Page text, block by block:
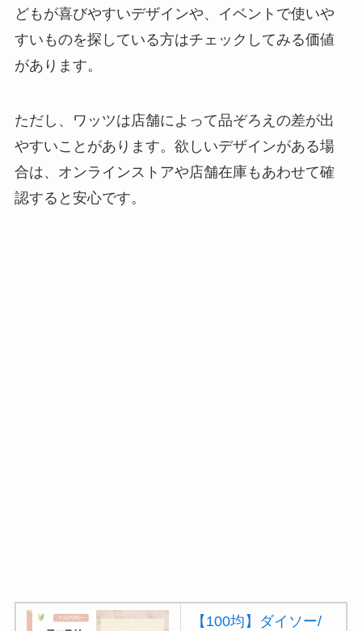
どもが喜びやすいデザインや、イベントで使いや
すいものを探している方はチェックしてみる価値
があります。
ただし、ワッツは店舗によって品ぞろえの差が出
やすいことがあります。欲しいデザインがある場
合は、オンラインストアや店舗在庫もあわせて確
認すると安心です。
【100均】ダイソー/